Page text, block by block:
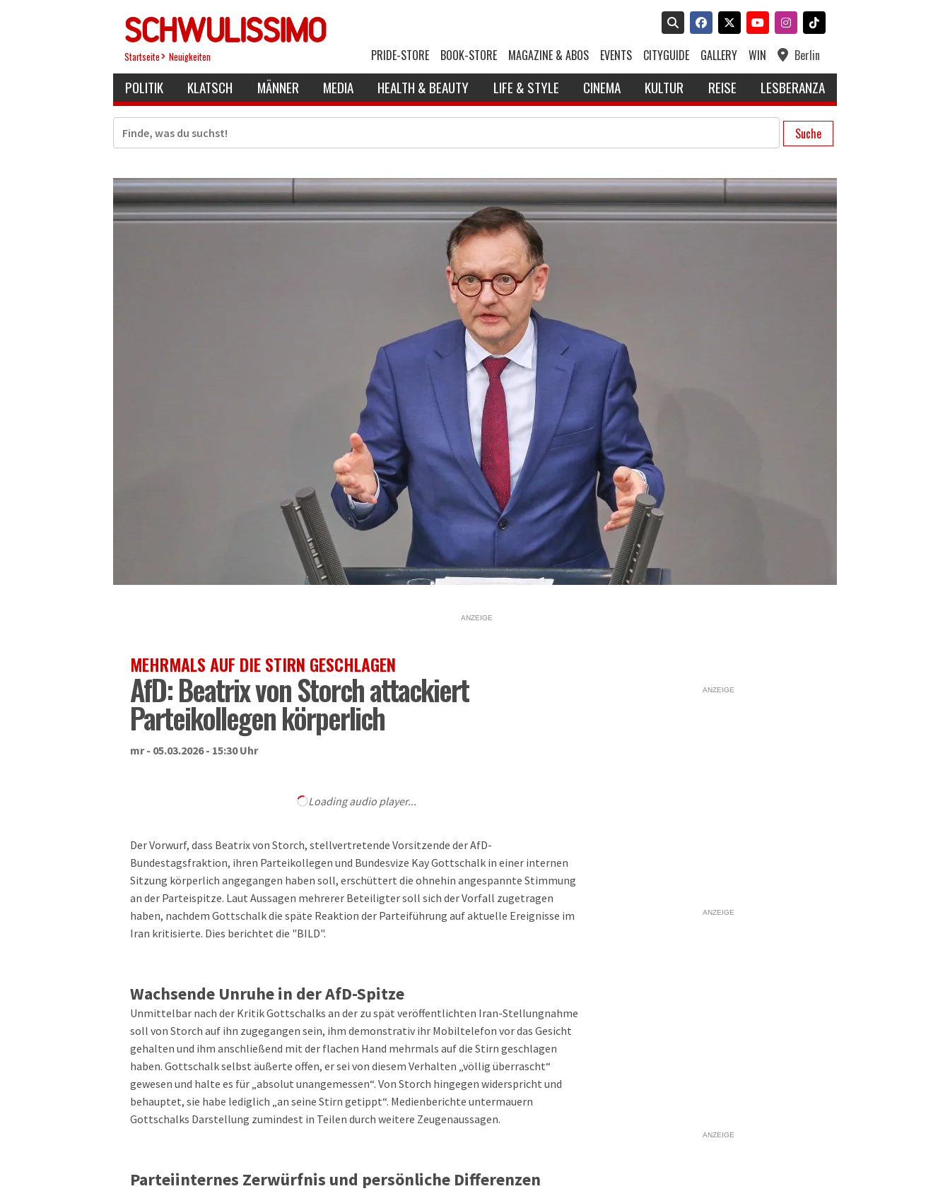
Startseite Neuigkeiten PRIDE-STORE BOOK-STORE MAGAZINE & ABOS EVENTS CITYGUIDE GALLERY WIN Berlin
POLITIK KLATSCH MÄNNER MEDIA HEALTH & BEAUTY LIFE & STYLE CINEMA KULTUR REISE LESBERANZA
Suche
ANZEIGE
MEHRMALS AUF DIE STIRN GESCHLAGEN
AfD: Beatrix von Storch attackiert
Parteikollegen körperlich
mr - 05.03.2026 - 15:30 Uhr
Loading audio player...
Der Vorwurf, dass Beatrix von Storch, stellvertretende Vorsitzende der AfD-
Bundestagsfraktion, ihren Parteikollegen und Bundesvize Kay Gottschalk in einer internen
Sitzung körperlich angegangen haben soll, erschüttert die ohnehin angespannte Stimmung
an der Parteispitze. Laut Aussagen mehrerer Beteiligter soll sich der Vorfall zugetragen
haben, nachdem Gottschalk die späte Reaktion der Parteiführung auf aktuelle Ereignisse im
Iran kritisierte. Dies berichtet die "BILD".
Wachsende Unruhe in der AfD-Spitze
Unmittelbar nach der Kritik Gottschalks an der zu spät veröffentlichten Iran-Stellungnahme
soll von Storch auf ihn zugegangen sein, ihm demonstrativ ihr Mobiltelefon vor das Gesicht
gehalten und ihm anschließend mit der flachen Hand mehrmals auf die Stirn geschlagen
haben. Gottschalk selbst äußerte offen, er sei von diesem Verhalten „völlig überrascht“
gewesen und halte es für „absolut unangemessen“. Von Storch hingegen widerspricht und
behauptet, sie habe lediglich „an seine Stirn getippt“. Medienberichte untermauern
Gottschalks Darstellung zumindest in Teilen durch weitere Zeugenaussagen.
Parteiinternes Zerwürfnis und persönliche Differenzen
ANZEIGE
ANZEIGE
ANZEIGE